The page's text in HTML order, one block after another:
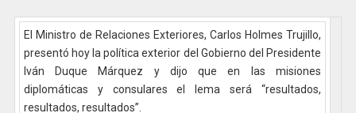
El Ministro de Relaciones Exteriores, Carlos Holmes Trujillo,
presentó hoy la política exterior del Gobierno del Presidente
Iván Duque Márquez y dijo que en las misiones
diplomáticas y consulares el lema será “resultados,
resultados, resultados”.